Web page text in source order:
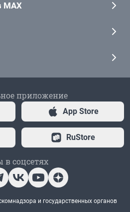
MAX
приложение
App Store
RuStore
соцсетях
и государственных органов